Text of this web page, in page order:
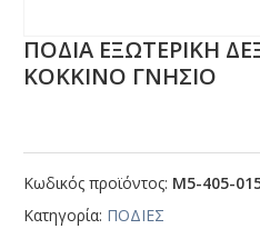
ΠΟΔΙΑ ΕΞΩΤΕΡΙΚΗ
ΚΟΚΚΙΝΟ ΓΝΗΣΙΟ
Κωδικός προϊόντος: Μ5-405-
Κατηγορία: ΠΟΔΙΕΣ